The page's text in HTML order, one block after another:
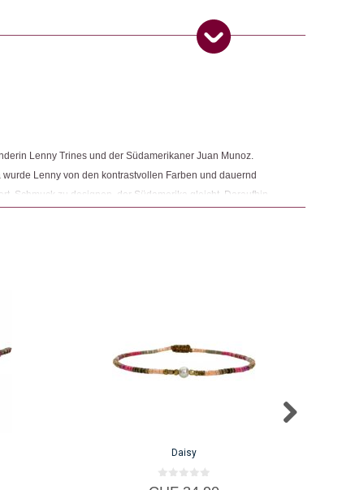
Lenny Trines und der Südamerikaner Juan Munoz.
Lenny von den kontrastvollen Farben und dauernd
Schmuck zu designen, der Südamerika gleicht. Daraufhin
zu machen.
Daisy
0